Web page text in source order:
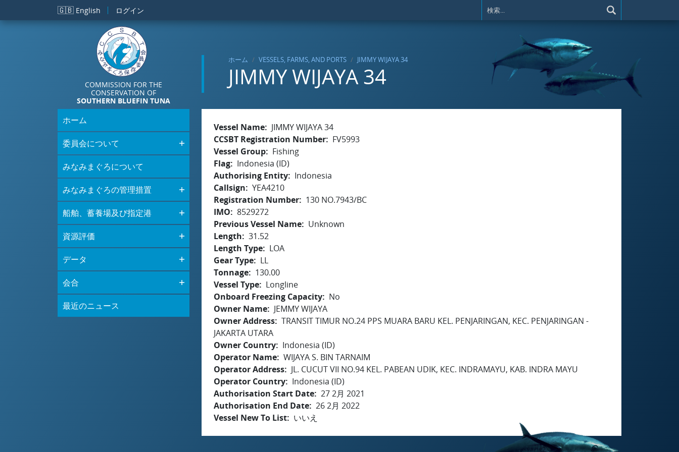
メインコンテンツに移動
🇬🇧 English ログイン
COMMISSION FOR THE
CONSERVATION OF
SOUTHERN BLUEFIN TUNA
ホーム VESSELS, FARMS, AND PORTS JIMMY WIJAYA 34
JIMMY WIJAYA 34
ホーム
委員会について
みなみまぐろについて
みなみまぐろの管理措置
船舶、蓄養場及び指定港
資源評価
データ
会合
最近のニュース
Vessel Name
JIMMY WIJAYA 34
CCSBT Registration Number
FV5993
Vessel Group
Fishing
Flag
Indonesia (ID)
Authorising Entity
Indonesia
Callsign
YEA4210
Registration Number
130 NO.7943/BC
IMO
8529272
Previous Vessel Name
Unknown
Length
31.52
Length Type
LOA
Gear Type
LL
Tonnage
130.00
Vessel Type
Longline
Onboard Freezing Capacity
No
Owner Name
JEMMY WIJAYA
Owner Address TRANSIT TIMUR NO.24 PPS MUARA BARU KEL. PENJARINGAN, KEC. PENJARINGAN -
JAKARTA UTARA
Owner Country
Indonesia (ID)
Operator Name WIJAYA S. BIN TARNAIM
Operator Address
JL. CUCUT VII NO.94 KEL. PABEAN UDIK, KEC. INDRAMAYU, KAB. INDRA MAYU
Operator Country
Indonesia (ID)
Authorisation Start Date 27 2月 2021
Authorisation End Date 26 2月 2022
Vessel New To List
いいえ